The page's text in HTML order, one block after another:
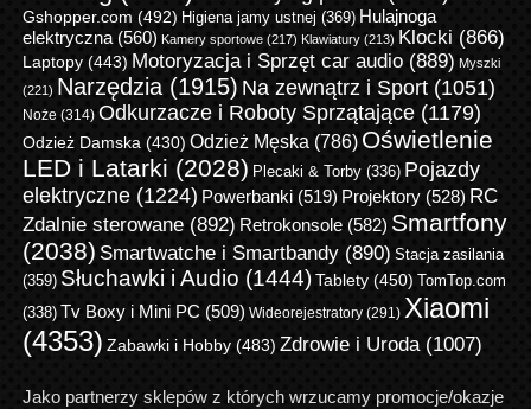
Gshopper.com (492) Higiena jamy ustnej (369) Hulajnoga
elektryczna(560) Kamery sportowe(217) Klawiatury(213) Klocki (866)
Laptopy(443) Motoryzacja i Sprzęt car audio(889) Myszki
(221) Narzędzia(1915) Na zewnątrz i Sport(1051)
Noże (314) Odkurzacze i Roboty Sprzątające(1179)
Odzież Damska(430) Odzież Męska (786) Oświetlenie
LED i Latarki (2028) Plecaki & Torby(336) Pojazdy
elektryczne(1224) Powerbanki(519) Projektory(528) RC
Zdalnie sterowane(892) Retrokonsole(582) Smartfony
(2038) Smartwatche i Smartbandy(890) Stacja zasilania
(359) Słuchawki i Audio (1444)Tablety(450)
TomTop.com
(338) Tv Boxy i Mini PC (509) Wideorejestratory(291) Xiaomi
(4353) Zabawki i Hobby(483) Zdrowie i Uroda(1007)
Jako partnerzy sklepów z których wrzucamy promocje/okazje